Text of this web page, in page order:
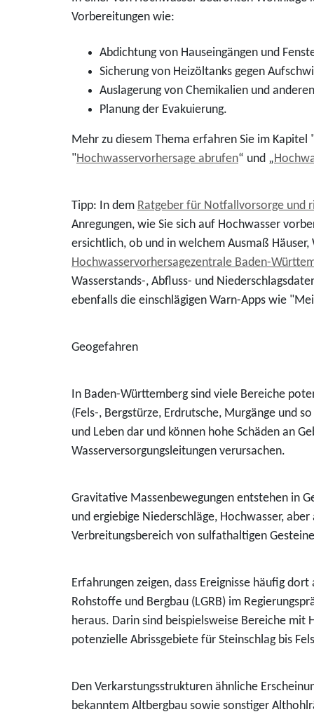
Vorbereitungen wie:
Abdichtung von Hauseingängen und
Sicherung von Heizöltanks gegen
Auslagerung von Chemikalien und
Planung der Evakuierung.
Mehr zu diesem Thema erfahren Sie im Kapitel
"Hochwasservorhersage abrufen“ und „
Tipp: In dem Ratgeber für Notfallvorsorge und
Anregungen, wie Sie sich auf Hochwasser
ersichtlich, ob und in welchem Ausmaß
Hochwasservorhersagezentrale Baden-
Wasserstands-, Abfluss- und
ebenfalls die einschlägigen Warn-Apps wie
Geogefahren
In Baden-Württemberg sind viele Bereiche
(Fels-, Bergstürze, Erdrutsche, Murgänge und
und Leben dar und können hohe Schäden an
Wasserversorgungsleitungen verursachen.
Gravitative Massenbewegungen entstehen in
und ergiebige Niederschläge, Hochwasser,
Verbreitungsbereich von sulfathaltigen
Erfahrungen zeigen, dass Ereignisse häufig
Rohstoffe und Bergbau (LGRB) im
heraus. Darin sind beispielsweise Bereiche
potenzielle Abrissgebiete für Steinschlag bis
Den Verkarstungsstrukturen ähnliche
bekanntem Altbergbau sowie sonstiger